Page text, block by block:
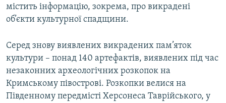
містить інформацію, зокрема, про викрадені
об’єкти культурної спадщини.
Серед знову виявлених викрадених пам’яток
культури – понад 140 артефактів, виявлених під час
незаконних археологічних розкопок на
Кримському півострові. Розкопки велися на
Південному передмісті Херсонеса Таврійського, у